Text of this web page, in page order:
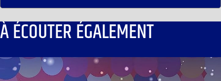
À ÉCOUTER ÉGALEMENT